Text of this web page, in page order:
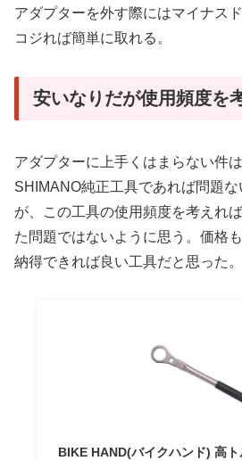
アダプターを外す際にはマイナス
コジれば簡単に取れる。
安いなりだが使用頻度を
アダプターに上手くはまらない件
SHIMANO純正工具であれば問題な
が、この工具の使用頻度を考えれ
た問題ではないように思う。価格
納得できれば良い工具だと思った。
BIKE HAND(バイクハンド) 高